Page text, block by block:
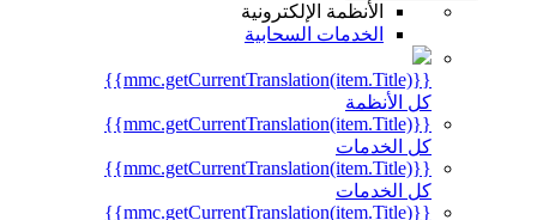
الأنظمة الإلكترونية
الخدمات السحابية
{{mmc.getCurrentTranslation(item.Title)}}
كل الأنظمة
{{mmc.getCurrentTranslation(item.Title)}}
كل الخدمات
{{mmc.getCurrentTranslation(item.Title)}}
كل الخدمات
{{mmc.getCurrentTranslation(item.Title)}}